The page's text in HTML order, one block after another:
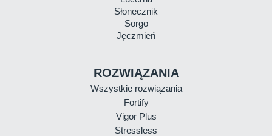
Słonecznik
Sorgo
Jęczmień
ROZWIĄZANIA
Wszystkie rozwiązania
Fortify
Vigor Plus
Stressless